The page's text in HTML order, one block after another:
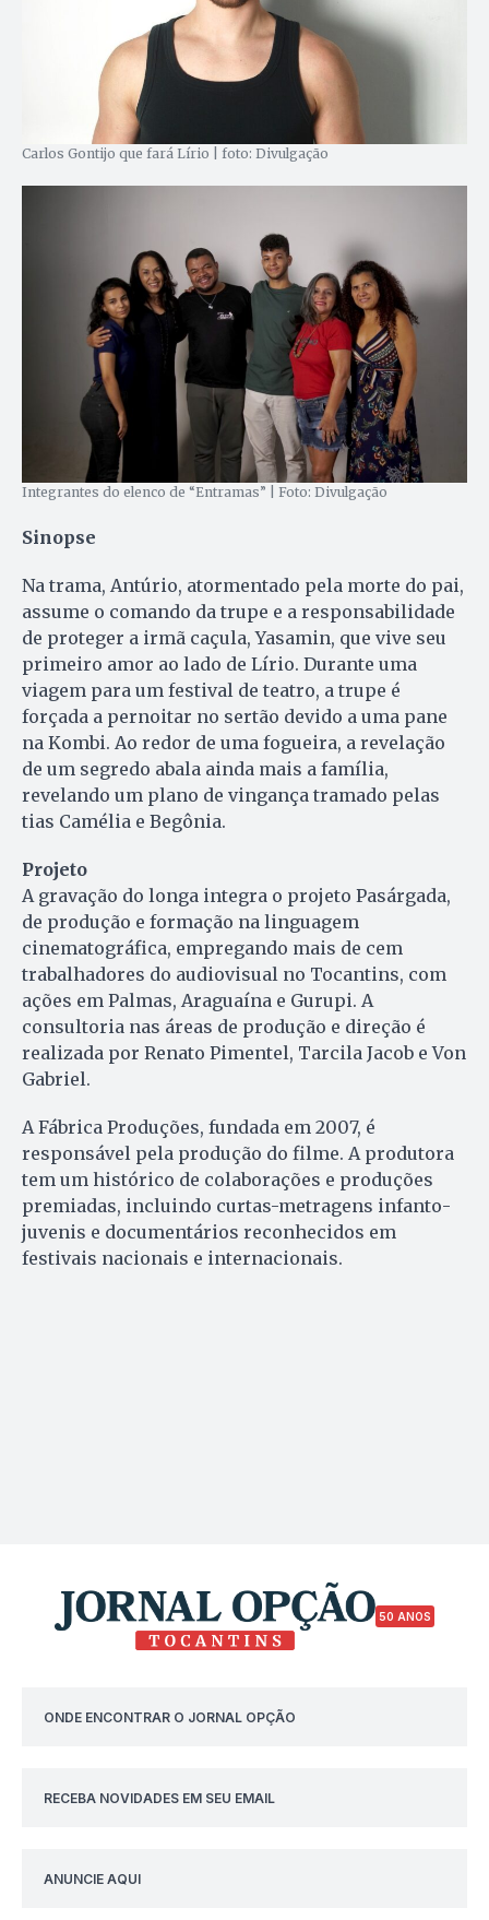
Carlos Gontijo que fará Lírio | foto: Divulgação
Integrantes do elenco de “Entramas” | Foto: Divulgação
Sinopse
Na trama, Antúrio, atormentado pela morte do pai,
assume o comando da trupe e a responsabilidade
de proteger a irmã caçula, Yasamin, que vive seu
primeiro amor ao lado de Lírio. Durante uma
viagem para um festival de teatro, a trupe é
forçada a pernoitar no sertão devido a uma pane
na Kombi. Ao redor de uma fogueira, a revelação
de um segredo abala ainda mais a família,
revelando um plano de vingança tramado pelas
tias Camélia e Begônia.
Projeto
A gravação do longa integra o projeto Pasárgada,
de produção e formação na linguagem
cinematográfica, empregando mais de cem
trabalhadores do audiovisual no Tocantins, com
ações em Palmas, Araguaína e Gurupi. A
consultoria nas áreas de produção e direção é
realizada por Renato Pimentel, Tarcila Jacob e Von
Gabriel.
A Fábrica Produções, fundada em 2007, é
responsável pela produção do filme. A produtora
tem um histórico de colaborações e produções
premiadas, incluindo curtas-metragens infanto-
juvenis e documentários reconhecidos em
festivais nacionais e internacionais.
50 ANOS
ONDE ENCONTRAR O JORNAL OPÇÃO
RECEBA NOVIDADES EM SEU EMAIL
ANUNCIE AQUI